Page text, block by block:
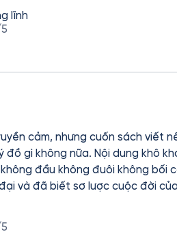
lĩnh
cảm, nhưng cuốn sách viết
ngán không phải vì thể loại sử liệu. Nó
đầu không đuôi không
và đã biết sơ lược cuộc đời